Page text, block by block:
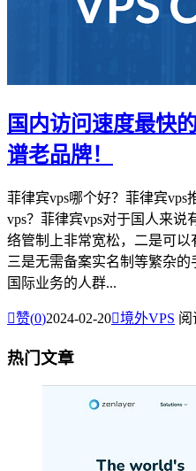
国内访问速度最快
谱老品牌！
菲律宾vps哪个好？菲律宾vps
vps？菲律宾vps对于国人来说
络管制上非常宽松，二是可以
三是无需备案实名制等繁杂
国际业务的人群...
赞(0)2024-02-20境外VPS 阅
热门文章